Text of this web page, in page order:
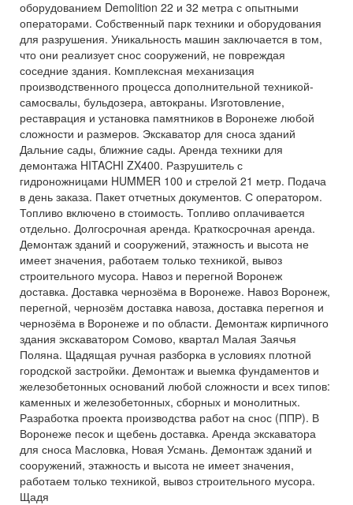
оборудованием Demolition 22 и 32 метра с опытными
операторами. Собственный парк техники и оборудования
для разрушения. Уникальность машин заключается в том,
что они реализует снос сооружений, не повреждая
соседние здания. Комплексная механизация
производственного процесса дополнительной техникой-
самосвалы, бульдозера, автокраны. Изготовление,
реставрация и установка памятников в Воронеже любой
сложности и размеров. Экскаватор для сноса зданий
Дальние сады, ближние сады. Аренда техники для
демонтажа HITACHI ZX400. Разрушитель с
гидроножницами HUMMER 100 и стрелой 21 метр. Подача
в день заказа. Пакет отчетных документов. С оператором.
Топливо включено в стоимость. Топливо оплачивается
отдельно. Долгосрочная аренда. Краткосрочная аренда.
Демонтаж зданий и сооружений, этажность и высота не
имеет значения, работаем только техникой, вывоз
строительного мусора. Навоз и перегной Воронеж
доставка. Доставка чернозёма в Воронеже. Навоз Воронеж,
перегной, чернозём доставка навоза, доставка перегноя и
чернозёма в Воронеже и по области. Демонтаж кирпичного
здания экскаватором Сомово, квартал Малая Заячья
Поляна. Щадящая ручная разборка в условиях плотной
городской застройки. Демонтаж и выемка фундаментов и
железобетонных оснований любой сложности и всех типов:
каменных и железобетонных, сборных и монолитных.
Разработка проекта производства работ на снос (ППР). В
Воронеже песок и щебень доставка. Аренда экскаватора
для сноса Масловка, Новая Усмань. Демонтаж зданий и
сооружений, этажность и высота не имеет значения,
работаем только техникой, вывоз строительного мусора.
Щадя